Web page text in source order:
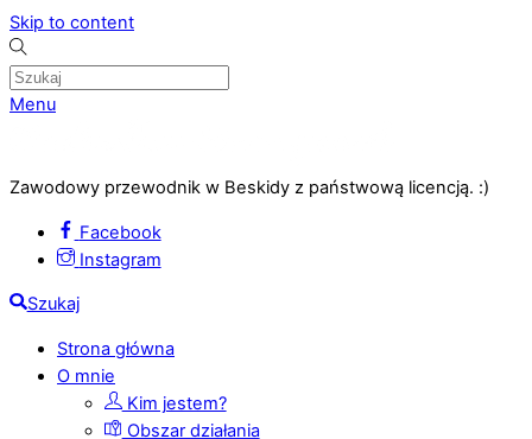
Skip to content
Menu
Zawodowy przewodnik w Beskidy z państwową licencją. :)
Facebook
Instagram
Szukaj
Strona główna
O mnie
Kim jestem?
Obszar działania